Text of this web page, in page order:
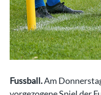
Fussball.Am